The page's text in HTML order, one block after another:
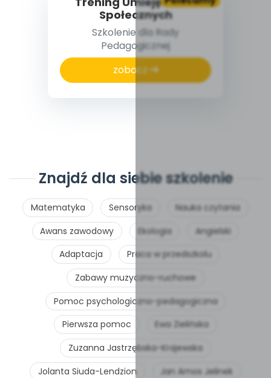
Społecznych
Szkolenie dla Rady
Pedagogicznej
zobacz
Znajdź dla siebie szkolenie
Matematyka Sensoryka
Nauka czytania
Awans zawodowy
Ekologia
Angielski
Adaptacja
Praca w przedszkolu
Zabawy muzyczno-ruchowe
Pomoc psychologiczno-pedagogiczna
Pierwsza pomoc
Ewa Zielińska
Zuzanna Jastrzębska-Krajewska
Jolanta Siuda-Lendzion
Jan Amos Jelinek